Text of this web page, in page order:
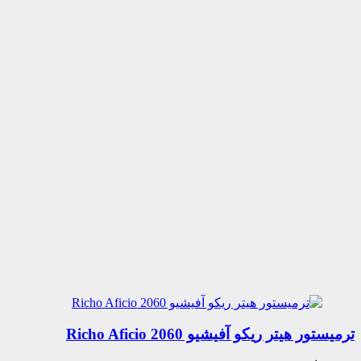
ترمیستور هیتر ریکو آفیشیو 2060 Richo Aficio